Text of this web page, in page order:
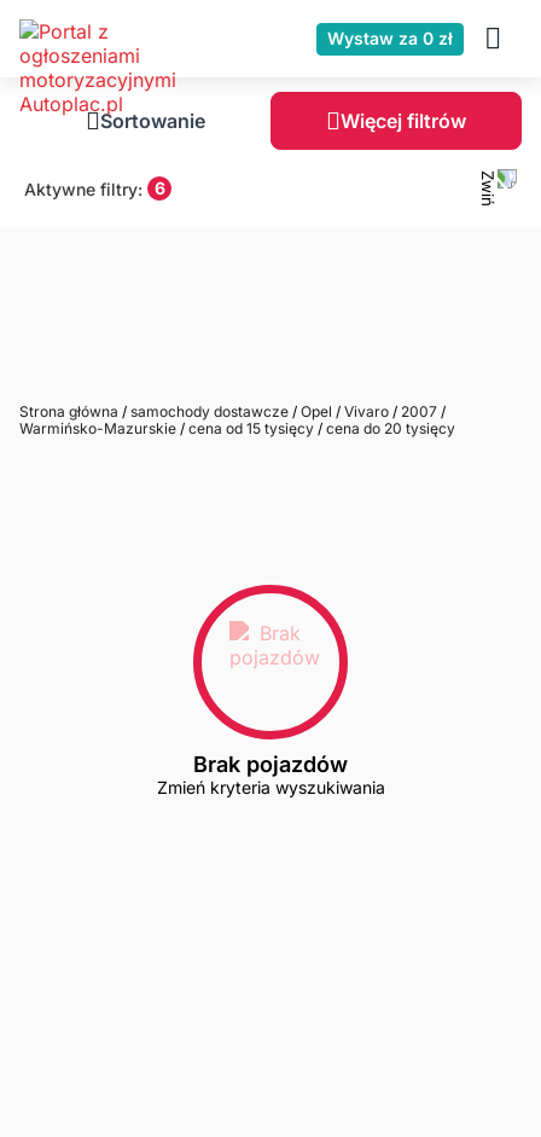
Wystaw za 0 zł
Sortowanie Więcej filtrów
Aktywne filtry: 6
Strona główna / samochody dostawcze / Opel / Vivaro / 2007 /
Warmińsko-Mazurskie / cena od 15 tysięcy / cena do 20 tysięcy
Brak pojazdów
Zmień kryteria wyszukiwania